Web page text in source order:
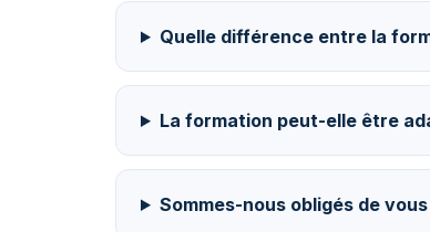
Quelle différence entre la
La formation peut-elle être
Sommes-nous obligés de